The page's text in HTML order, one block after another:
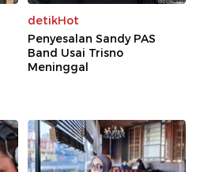
detikHot
Penyesalan Sandy PAS
Band Usai Trisno
Meninggal